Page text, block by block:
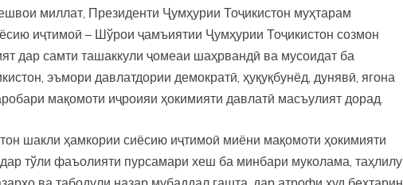
миллат, Президенти Ҷумҳурии Тоҷикистон муҳтарам
иҷтимоӣ – Шўрои ҷамъиятии Ҷумҳурии Тоҷикистон созмон
дар самти ташаккули ҷомеаи шаҳрвандӣ ва мусоидат ба
эъмори давлатдории демократӣ, ҳуқуқбунёд, дунявӣ, ягона
мақомоти иҷроияи ҳокимияти давлатӣ масъулият дорад.
шакли ҳамкории сиёсию иҷтимоӣ миёни мақомоти ҳокимияти
тўли фаъолияти пурсамари хеш ба минбари муколама, таҳлилу